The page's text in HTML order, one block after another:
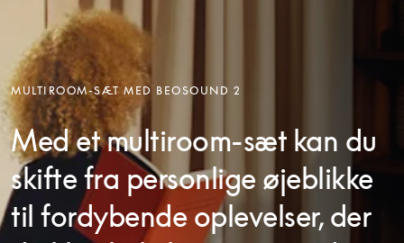
MULTIROOM-SÆT MED BEOSOUND 2
Med et multiroom-sæt kan du
skifte fra personlige øjeblikke
til fordybende oplevelser, der